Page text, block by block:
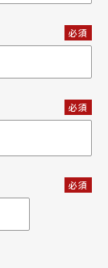
必須
必須
必須